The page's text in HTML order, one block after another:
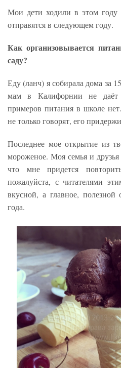
Мои дети ходили в этом
отправятся в следующем году.
Как организовывается
саду?
Еду (ланч) я собирала дома за
мам в Калифорнии не даёт
примеров питания в школе
не только говорят, его
Последнее мое открытие из
мороженое. Моя семья и
что мне придется
пожалуйста, с читателями
вкусной, а главное,
года.